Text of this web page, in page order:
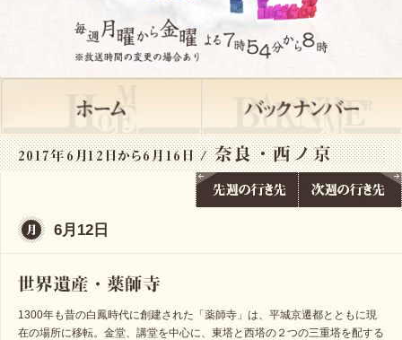
6月12日
1300年も昔の白鳳時代に創建された「薬師寺」は、平城京遷都とともに現
在の場所に移転。金堂、講堂を中心に、東塔と西塔の２つの三重塔を配する